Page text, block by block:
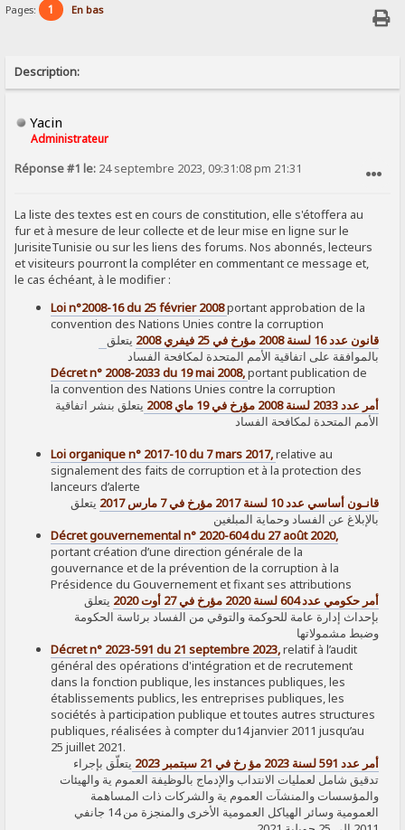
Pages: 1 En bas
Description:
Yacin
Administrateur
Réponse #1 le: 24 septembre 2023, 09:31:08 pm 21:31
La liste des textes est en cours de constitution, elle s'étoffera au
fur et à mesure de leur collecte et de leur mise en ligne sur le
JurisiteTunisie ou sur les liens des forums. Nos abonnés, lecteurs
et visiteurs pourront la compléter en commentant ce message et,
le cas échéant, à le modifier :
Loi n°2008-16 du 25 février 2008portant approbation de la
convention des Nations Unies contre la corruption
قانون عدد 16 لسنة 2008 مؤرخ في 25 فيفري 2008
يتعلق
بالموافقة على اتفاقية الأمم المتحدة لمكافحة الفساد
Décret n° 2008-2033 du 19 mai 2008,portant publication de
la convention des Nations Unies contre la corruption
أمر عدد 2033 لسنة 2008 مؤرخ في 19 ماي 2008
يتعلق بنشر اتفاقية
الأمم المتحدة لمكافحة الفساد
Loi organique n° 2017-10 du 7 mars 2017,relative au
signalement des faits de corruption et à la protection des
lanceurs d’alerte
قانـون أساسي عدد 10 لسنة 2017 مؤرخ في 7 مارس 2017
يتعلق
بالإبلاغ عن الفساد وحماية المبلغين
Décret gouvernemental n° 2020-604 du 27 août 2020,
portant création d’une direction générale de la
gouvernance et de la prévention de la corruption à la
Présidence du Gouvernement et fixant ses attributions
أمر حكومي عدد 604 لسنة 2020 مؤرخ في 27 أوت 2020
يتعلق
بإحداث إدارة عامة للحوكمة والتوقي من الفساد برئاسة الحكومة
وضبط مشمولاتها
Décret n° 2023-591 du 21 septembre 2023,relatif à l’audit
général des opérations d'intégration et de recrutement
dans la fonction publique, les instances publiques, les
établissements publics, les entreprises publiques, les
sociétés à participation publique et toutes autres structures
publiques, réalisées à compter du14 janvier 2011 jusqu’au
25 juillet 2021.
أمر عدد 591 لسنة 2023 مؤ رخ في 21 سبتمبر 2023
يتعلّق بإجراء
تدقيق شامل لعمليات الانتداب والإدماج بالوظيفة العموم ية والهيئات
والمؤسسات والمنشآت العموم ية والشركات ذات المساهمة
العمومية وسائر الهياكل العمومية الأخرى والمنجزة من 14 جانفي